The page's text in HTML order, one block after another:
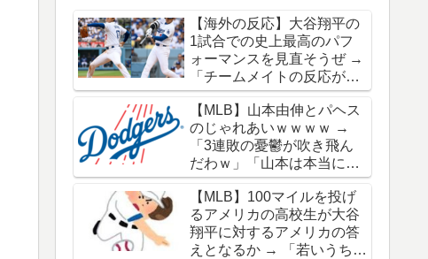
【海外の反応】大谷翔平の
1試合での史上最高のパフ
ォーマンスを見直そうぜ →
「チームメイトの反応が凄
さを物語ってるな」「ワー
ルドシリーズで延長18回ま
でいった試合も凄かった」
【MLB】山本由伸とパヘス
のじゃれあいｗｗｗｗ →
「3連敗の憂鬱が吹き飛ん
だわｗ」「山本は本当にオ
シャレだな」
【MLB】100マイルを投げ
るアメリカの高校生が大谷
翔平に対するアメリカの答
えとなるか → 「若いうちか